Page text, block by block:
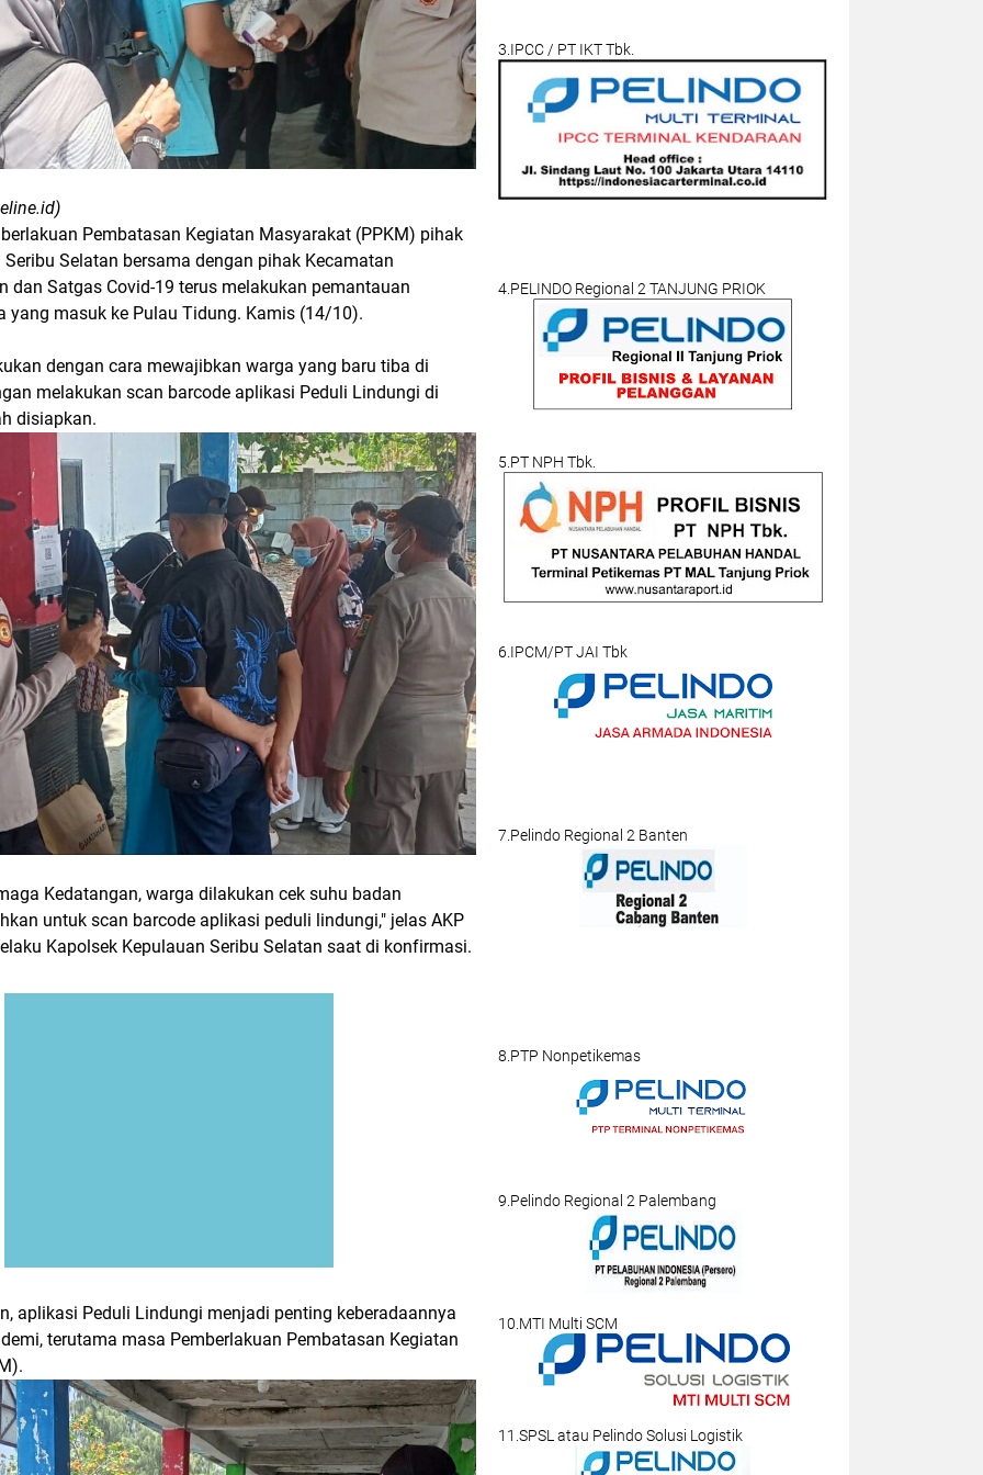
Pembatasan Kegiatan Masyarakat (PPKM) pihak
Selatan bersama dengan pihak Kecamatan
dan Satgas Covid-19 terus melakukan pemantauan
yang masuk ke Pulau Tidung. Kamis (14/10).
dengan cara mewajibkan warga yang baru tiba di
melakukan scan barcode aplikasi Peduli Lindungi di
disiapkan.
Kedatangan, warga dilakukan cek suhu badan
untuk scan barcode aplikasi peduli lindungi," jelas AKP
Kapolsek Kepulauan Seribu Selatan saat di konfirmasi.
aplikasi Peduli Lindungi menjadi penting keberadaannya
terutama masa Pemberlakuan Pembatasan Kegiatan
3.IPCC / PT IKT Tbk.
4.PELINDO Regional 2 TANJUNG PRIOK
5.PT NPH Tbk.
6.IPCM/PT JAI Tbk
7.Pelindo Regional 2 Banten
8.PTP Nonpetikemas
9.Pelindo Regional 2 Palembang
10.MTI Multi SCM
11.SPSL atau Pelindo Solusi Logistik